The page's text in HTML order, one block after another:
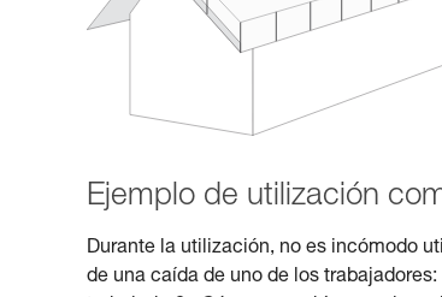
Ejemplo de utilización
Durante la utilización, no es incómodo
de una caída de uno de los